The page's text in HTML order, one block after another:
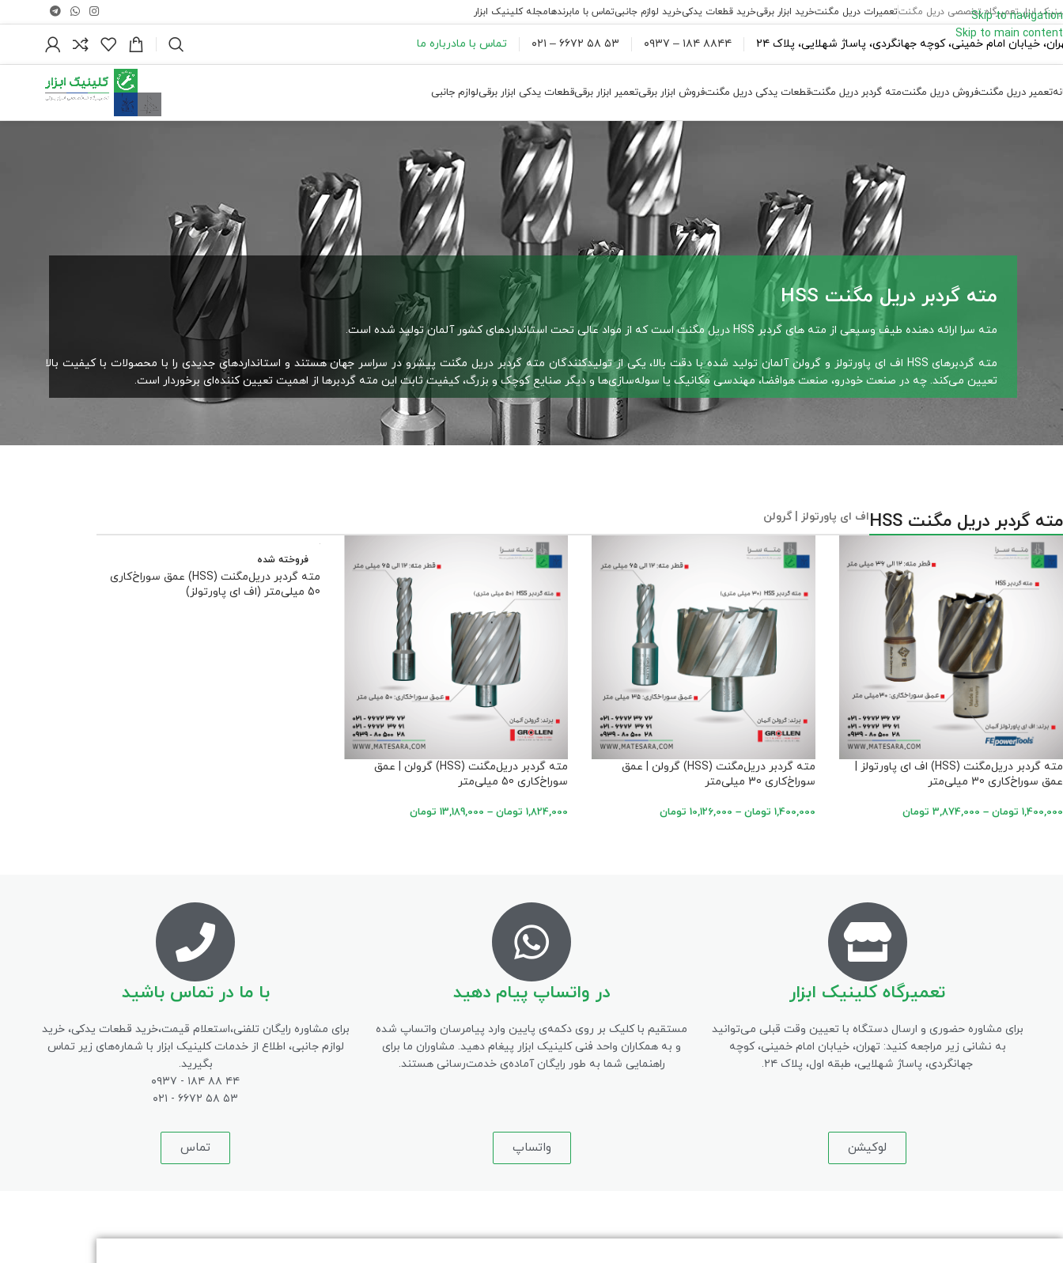
Skip to navigation
Skip to main content
ابزار تعمیرگاه تخصصی دریل مگنتتعمیرات دریل مگنتخرید ابزار برقیخرید قطعات یدکیخرید لوازم جانبیتماس با مابرندهامجله کلینیک ابزار
خیابان امام خمینی، کوچه جهانگردی، پاساژ شهلایی، پلاک ۲۴ ۸۸۴۴ ۱۸۴ – ۰۹۳۷ ۵۳ ۵۸ ۶۶۷۲ – ۰۲۱ تماس با مادرباره ما
تعمیر دریل مگنتفروش دریل مگنتمته گردبر دریل مگنتقطعات یدکی دریل مگنتفروش ابزار برقیتعمیر ابزار برقیقطعات یدکی ابزار برقیلوازم جانبی
مته گردبر دریل مگنت HSS
مته سرا ارائه دهنده طیف وسیعی از مته های گردبر HSS دریل مگنت است که از مواد عالی تحت استانداردهای کشور آلمان تولید شده است.
مته گردبرهای HSS اف ای پاورتولز و گرولن آلمان تولید شده
با دقت بالا، یکی از تولیدکنندگان مته گردبر دریل مگنت پیشرو در سراسر جهان هستند و استانداردهای جدیدی را با محصولات با کیفیت بالا
تعیین می‌کند. چه در صنعت خودرو، صنعت هوافضا، مهندسی مکانیک یا سوله‌سازی‌ها و دیگر صنایع کوچک و بزرگ، کیفیت ثابت این مته گردبرها از اهمیت تعیین کننده‌ای برخوردار است.
مته گردبر دریل مگنت HSS اف ای پاورتولز | گرولن
مته گردبر دریل‌مگنت (HSS) اف ای پاورتولز |
عمق سوراخ‌کاری 30 میلی‌متر
1,400,000 تومان –
3,874,000 تومان
مته گردبر دریل‌مگنت (HSS) گرولن | عمق
سوراخ‌کاری 30 میلی‌متر
1,400,000 تومان –
10,126,000 تومان
مته گردبر دریل‌مگنت (HSS) گرولن | عمق
سوراخ‌کاری 50 میلی‌متر
1,824,000 تومان –
13,189,000 تومان
فروخته شده
مته گردبر دریل‌مگنت (HSS) عمق سوراخ‌کاری
50 میلی‌متر (اف ای پاورتولز)
تعمیرگاه کلینیک ابزار
برای مشاوره حضوری و ارسال دستگاه با تعیین وقت قبلی می‌توانید
به نشانی زیر مراجعه کنید: تهران، خیابان امام خمینی، کوچه
جهانگردی، پاساژ شهلایی، طبقه اول، پلاک ۲۴.
در واتساپ پیام دهید
مستقیم با کلیک بر روی دکمه‌ی پایین وارد پیامرسان واتساپ شده
و به همکاران واحد فنی کلینیک ابزار پیغام دهید. مشاوران ما برای
راهنمایی شما به طور رایگان آماده‌ی خدمت‌رسانی هستند.
با ما در تماس باشید
برای مشاوره رایگان تلفنی،‌استعلام قیمت،‌خرید قطعات یدکی، خرید
لوازم جانبی، اطلاع از خدمات کلینیک ابزار با شماره‌های زیر تماس
بگیرید.
۴۴ ۸۸ ۱۸۴ - ۰۹۳۷
۵۳ ۵۸ ۶۶۷۲ - ۰۲۱
لوکیشن واتساپ تماس